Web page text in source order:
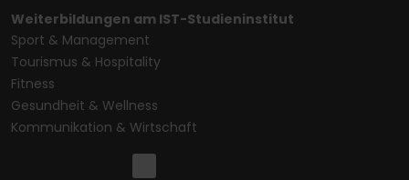
Weiterbildungen am IST-Studieninstitut
Sport & Management
Tourismus & Hospitality
Fitness
Gesundheit & Wellness
Kommunikation & Wirtschaft